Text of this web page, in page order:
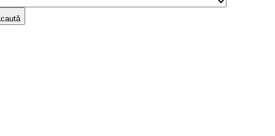
caută